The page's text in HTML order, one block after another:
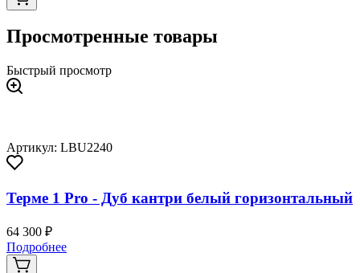
Просмотренные товары
Быстрый просмотр
Артикул: LBU2240
Терме 1 Pro - Дуб кантри белый горизонтальный
64 300 ₽
Подробнее